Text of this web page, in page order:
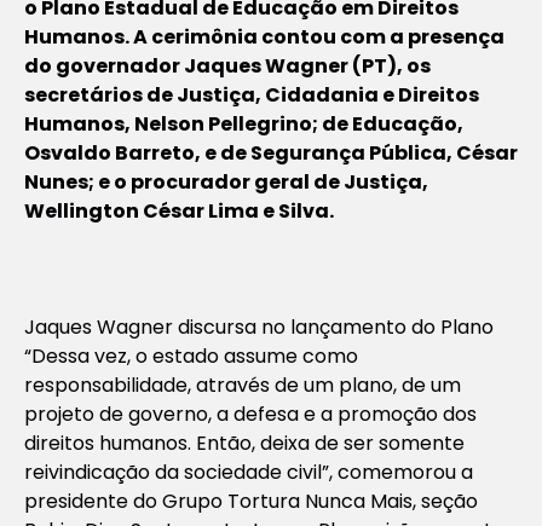
o Plano Estadual de Educação em Direitos
Humanos. A cerimônia contou com a presença
do governador Jaques Wagner (PT), os
secretários de Justiça, Cidadania e Direitos
Humanos, Nelson Pellegrino; de Educação,
Osvaldo Barreto, e de Segurança Pública, César
Nunes; e o procurador geral de Justiça,
Wellington César Lima e Silva.
Jaques Wagner discursa no lançamento do Plano
“Dessa vez, o estado assume como
responsabilidade, através de um plano, de um
projeto de governo, a defesa e a promoção dos
direitos humanos. Então, deixa de ser somente
reivindicação da sociedade civil”, comemorou a
presidente do Grupo Tortura Nunca Mais, seção